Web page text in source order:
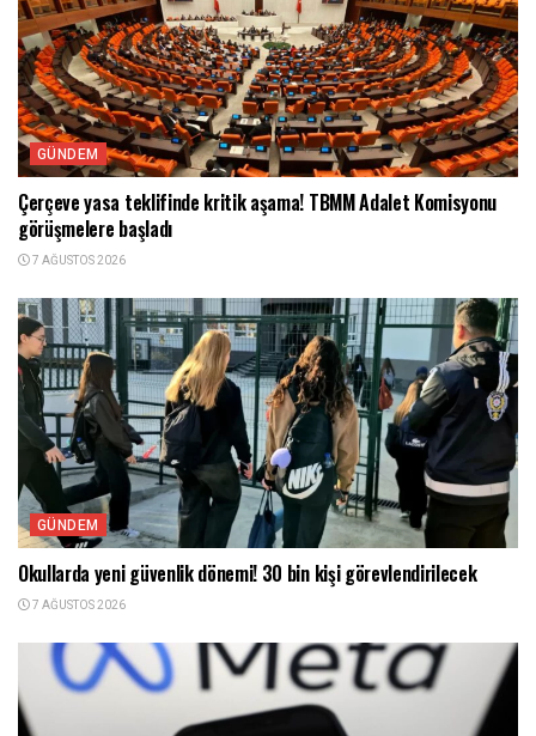
GÜNDEM
Çerçeve yasa teklifinde kritik aşama! TBMM Adalet Komisyonu
görüşmelere başladı
7 AĞUSTOS 2026
GÜNDEM
Okullarda yeni güvenlik dönemi! 30 bin kişi görevlendirilecek
7 AĞUSTOS 2026